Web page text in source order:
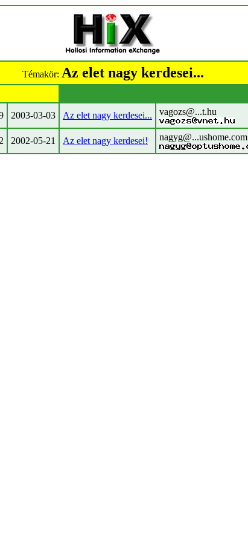
Témakör: Az elet nagy kerdesei...
2003-03-03 Az elet nagy kerdesei... vagozs@...t.hu
2002-05-21 Az elet nagy kerdesei!